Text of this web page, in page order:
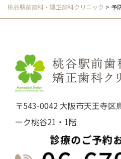
桃谷駅前歯科・矯正歯科クリニック > 予
〒543-0042 大阪市天王寺
ーク桃谷21・1階